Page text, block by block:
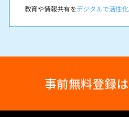
教育や情報共有をデジタルで活性
事前無料登録